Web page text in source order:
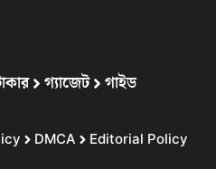
গ্যাজেট গাইড
DMCA
Editorial Policy